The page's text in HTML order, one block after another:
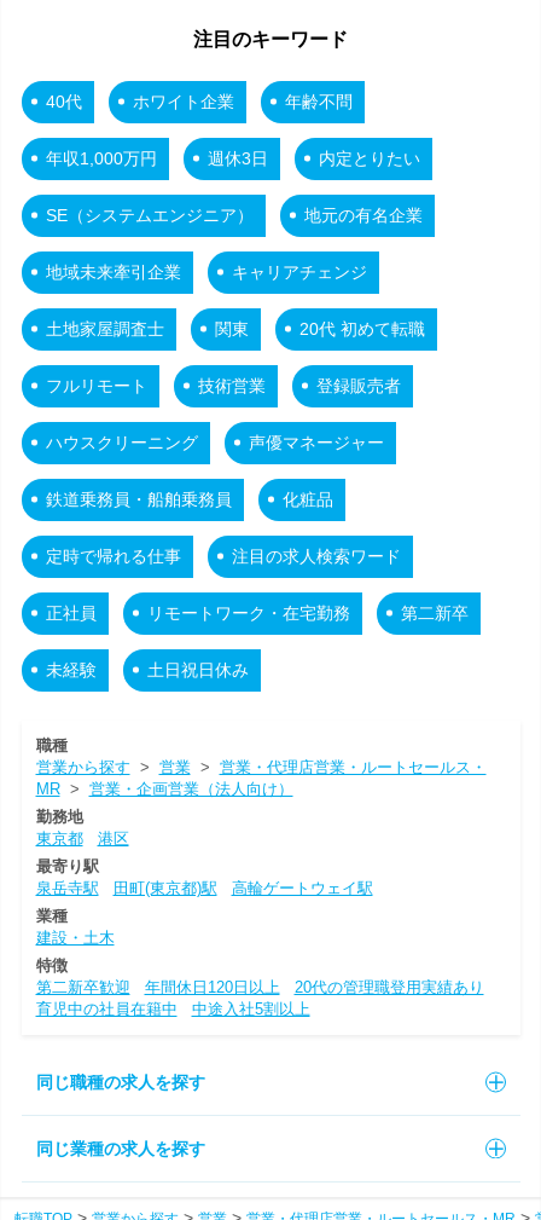
注目のキーワード
40代 ホワイト企業 年齢不問
年収1,000万円 週休3日 内定とりたい
SE（システムエンジニア） 地元の有名企業
地域未来牽引企業 キャリアチェンジ
土地家屋調査士 関東 20代 初めて転職
フルリモート 技術営業 登録販売者
ハウスクリーニング 声優マネージャー
鉄道乗務員・船舶乗務員 化粧品
定時で帰れる仕事 注目の求人検索ワード
正社員 リモートワーク・在宅勤務 第二新卒
未経験 土日祝日休み
職種
営業から探す > 営業> 営業・代理店営業・ルートセールス・
MR> 営業・企画営業（法人向け）
勤務地
東京都
港区
最寄り駅
泉岳寺駅
田町(東京都)駅
高輪ゲートウェイ駅
業種
建設・土木
特徴
第二新卒歓迎
年間休日120日以上
20代の管理職登用実績あり
育児中の社員在籍中
中途入社5割以上
同じ職種の求人を探す
同じ業種の求人を探す